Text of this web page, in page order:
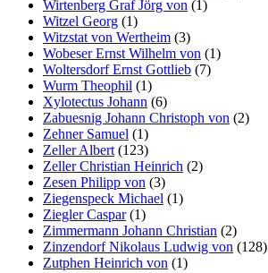
Wirtenberg Graf Jörg von (1)
Witzel Georg (1)
Witzstat von Wertheim (3)
Wobeser Ernst Wilhelm von (1)
Woltersdorf Ernst Gottlieb (7)
Wurm Theophil (1)
Xylotectus Johann (6)
Zabuesnig Johann Christoph von (2)
Zehner Samuel (1)
Zeller Albert (123)
Zeller Christian Heinrich (2)
Zesen Philipp von (3)
Ziegenspeck Michael (1)
Ziegler Caspar(1)
Zimmermann Johann Christian (2)
Zinzendorf Nikolaus Ludwig von (128)
Zutphen Heinrich von (1)